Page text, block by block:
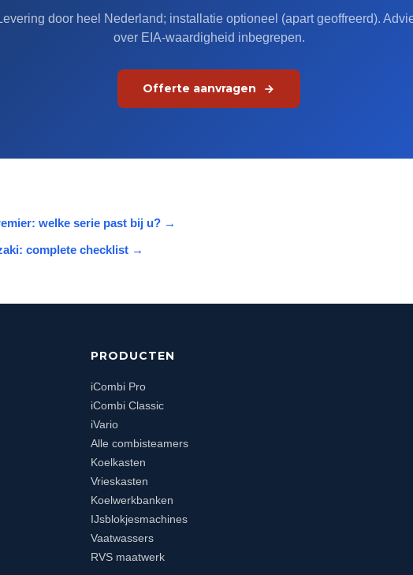
door heel Nederland; installatie optioneel (apart geoffreerd).
over EIA-waardigheid inbegrepen.
Offerte aanvragen
welke serie past bij u? →
complete checklist →
PRODUCTEN
iCombi Pro
iCombi Classic
iVario
Alle combisteamers
Koelkasten
Vrieskasten
Koelwerkbanken
IJsblokjesmachines
Vaatwassers
RVS maatwerk